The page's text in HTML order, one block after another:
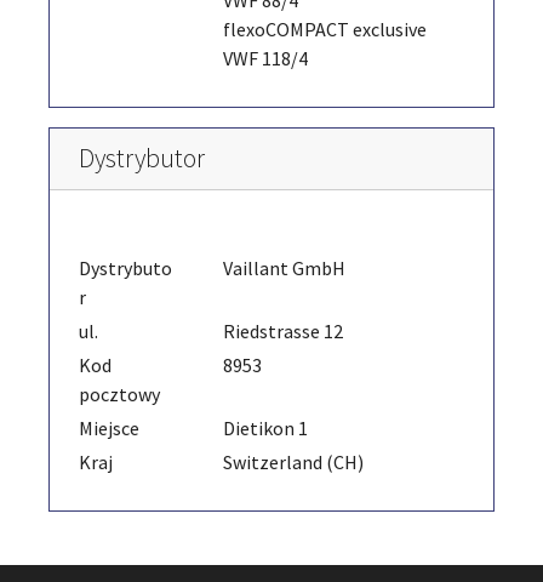
flexoCOMPACT exclusive
VWF 118/4
Dystrybutor
Dystrybuto
r
Vaillant GmbH
ul.
Riedstrasse 12
Kod
pocztowy
8953
Miejsce
Dietikon 1
Kraj
Switzerland (CH)